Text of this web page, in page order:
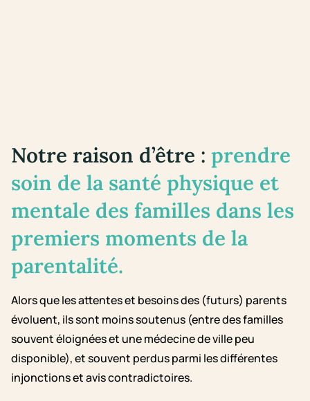
Notre raison d’être : prendre
soin de la santé physique et
mentale des familles dans les
premiers moments de la
parentalité.
Alors que les attentes et besoins des (futurs) parents
évoluent, ils sont moins soutenus (entre des familles
souvent éloignées et une médecine de ville peu
disponible), et souvent perdus parmi les différentes
injonctions et avis contradictoires.